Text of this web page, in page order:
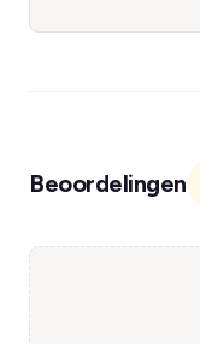
Beoordelingen